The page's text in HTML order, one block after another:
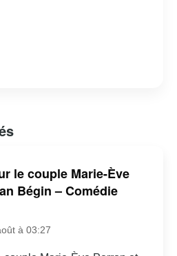
le couple Marie-Ève
Bégin – Comédie
à 03:27